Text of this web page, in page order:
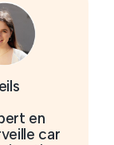
très
d’une
très